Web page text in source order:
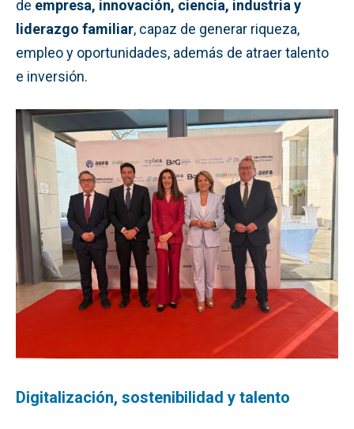
de empresa, innovación, ciencia, industria y
liderazgo familiar, capaz de generar riqueza,
empleo y oportunidades, además de atraer talento
e inversión.
Digitalización, sostenibilidad y talento